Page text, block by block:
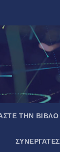
ΤΗΝ ΒΙΒΛΟ
ΣΥΝΕΡΓΑΤΕΣ